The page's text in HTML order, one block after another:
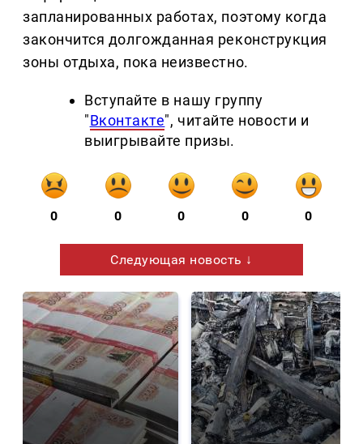
запланированных работах, поэтому когда
закончится долгожданная реконструкция
зоны отдыха, пока неизвестно.
Вступайте в нашу группу
"Вконтакте", читайте новости и
выигрывайте призы.
0 0 0 0 0
Следующая новость ↓